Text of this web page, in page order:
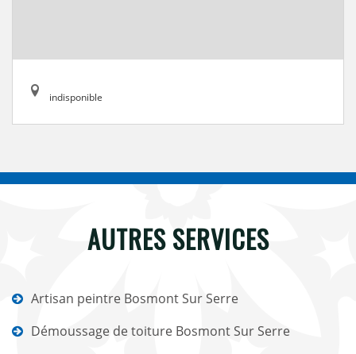
indisponible
AUTRES SERVICES
Artisan peintre Bosmont Sur Serre
Démoussage de toiture Bosmont Sur Serre